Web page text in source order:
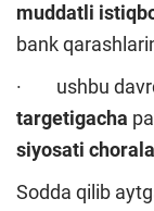
muddatli
bank
· ushbu
targetigacha
siyosati
Sodda qilib